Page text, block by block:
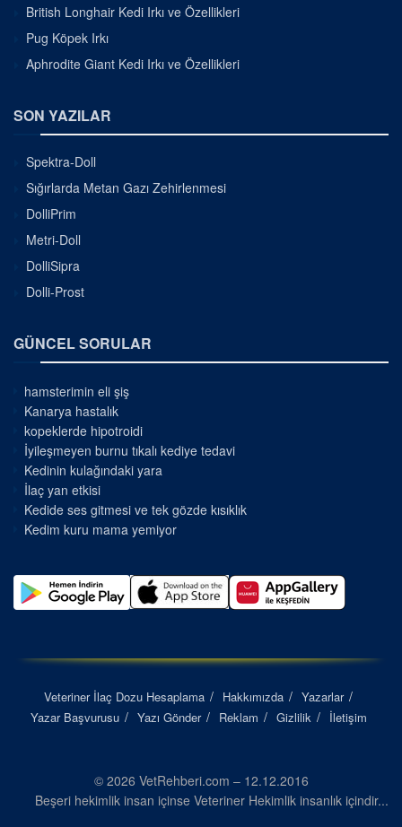
British Longhair Kedi Irkı ve Özellikleri
Pug Köpek Irkı
Aphrodite Giant Kedi Irkı ve Özellikleri
SON YAZILAR
Spektra-Doll
Sığırlarda Metan Gazı Zehirlenmesi
DolliPrim
Metri-Doll
DolliSipra
Dolli-Prost
GÜNCEL SORULAR
hamsterimin eli şiş
Kanarya hastalık
kopeklerde hipotroidi
İyileşmeyen burnu tıkalı kediye tedavi
Kedinin kulağındaki yara
İlaç yan etkisi
Kedide ses gitmesi ve tek gözde kısıklık
Kedim kuru mama yemiyor
Veteriner İlaç Dozu Hesaplama Hakkımızda
Yazarlar
Yazar Başvurusu
Yazı Gönder Reklam Gizlilik İletişim
© 2026 VetRehberi.com – 12.12.2016
Beşeri hekimlik insan içinse Veteriner Hekimlik insanlık içindir...